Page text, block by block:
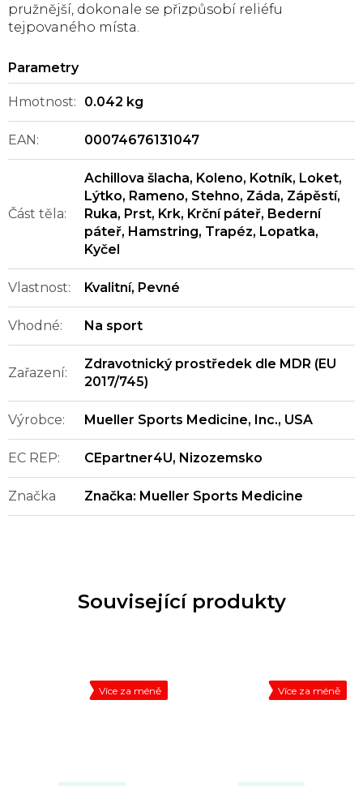
Související produkty
Více za méně Více za méně
pružnější, dokonale se přizpůsobí reliéfu
tejpovaného místa.
Hmotnost: 0.042 kg
EAN: 00074676131047
Část těla:
Achillova šlacha, Koleno, Kotník, Loket,
Lýtko, Rameno, Stehno, Záda, Zápěstí,
Ruka, Prst, Krk, Krční páteř, Bederní
páteř, Hamstring, Trapéz, Lopatka,
Kyčel
Vlastnost: Kvalitní, Pevné
Vhodné: Na sport
Zařazení:
Zdravotnický prostředek dle MDR (EU
2017/745)
Výrobce: Mueller Sports Medicine, Inc., USA
EC REP: CEpartner4U, Nizozemsko
Značka Značka: Mueller Sports Medicine